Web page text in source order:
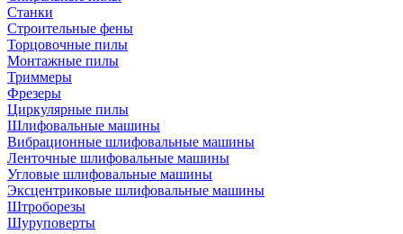
Станки
Строительные фены
Торцовочные пилы
Монтажные пилы
Триммеры
Фрезеры
Циркулярные пилы
Шлифовальные машины
Вибрационные шлифовальные машины
Ленточные шлифовальные машины
Угловые шлифовальные машины
Эксцентриковые шлифовальные машины
Штроборезы
Шуруповерты